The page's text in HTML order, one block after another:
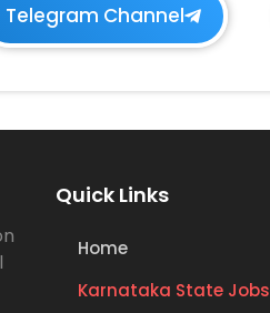
Telegram Channel
Quick Links
Home
Karnataka State Jobs